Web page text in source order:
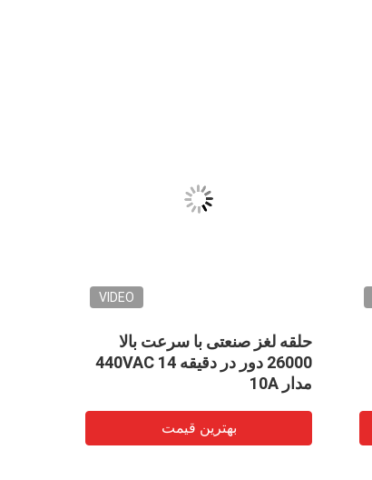
VIDEO
حلقه لغز صنعتی با سرعت بالا
26000 دور در دقیقه 440VAC 14
مدار 10A
بهترین قیمت